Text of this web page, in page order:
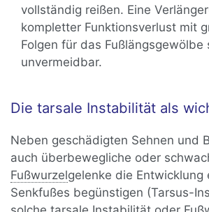
vollständig reißen. Eine
kompletter Funktionsverlust mit
Folgen für das Fußlängsgewölbe
unvermeidbar.
Die tarsale Instabilität als
Neben geschädigten Sehnen und
auch überbewegliche oder
Fußwurzelgelenke die Entwicklung
Senkfußes begünstigen (Tarsus-